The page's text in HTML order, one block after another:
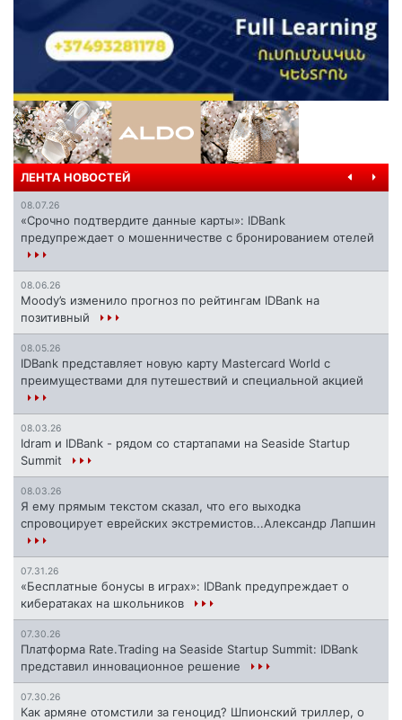
ЛЕНТА НОВОСТЕЙ
08.07.26
«Срочно подтвердите данные карты»: IDBank
предупреждает о мошенничестве с бронированием отелей
08.06.26
Moody’s изменило прогноз по рейтингам IDBank на
позитивный
08.05.26
IDBank представляет новую карту Mastercard World с
преимуществами для путешествий и специальной акцией
08.03.26
Idram и IDBank - рядом со стартапами на Seaside Startup
Summit
08.03.26
Я ему прямым текстом сказал, что его выходка
спровоцирует еврейских экстремистов...Александр Лапшин
07.31.26
«Бесплатные бонусы в играх»: IDBank предупреждает о
кибератаках на школьников
07.30.26
Платформа Rate.Trading на Seaside Startup Summit: IDBank
представил инновационное решение
07.30.26
Как армяне отомстили за геноцид? Шпионский триллер, о